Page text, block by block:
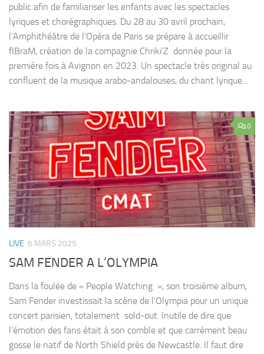
public afin de familiariser les enfants avec les spectacles
lyriques et chorégraphiques. Du 28 au 30 avril prochain,
l’Amphithéâtre de l’Opéra de Paris se prépare à accueillir
fIBraM, création de la compagnie Chriki’Z donnée pour la
première fois à Avignon en 2023. Un spectacle très original au
confluent de la musique arabo-andalouses, du chant lyrique...
0
LIVE 6 MARS 2025
SAM FENDER A L’OLYMPIA
Dans la foulée de « People Watching », son troisième album,
Sam Fender investissait la scène de l’Olympia pour un unique
concert parisien, totalement sold-out. Inutile de dire que
l’émotion des fans était à son comble et que carrément beau
gosse le natif de North Shield près de Newcastle. Il faut dire